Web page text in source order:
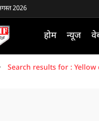
2026
होम न्यूज
Search results for : Yellow